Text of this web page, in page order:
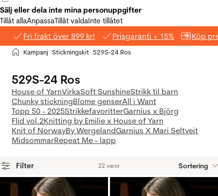
Sälj eller dela inte mina personuppgifter
Tillåt allaAnpassaTillåt valdaInte tillåtet
Fri frakt över 899 kr! Prisgaranti + 15% Köp
Hem
>Kampanj >Stickningskit >529S-24 Ros
529S-24 Ros
House of YarnVirkaSoft SunshineStrikk til barn
Chunky stickningBlome genserAll i Want
Topp 50 - 2025StrikkefavoritterGarnius x Björg
Flid vol.2Knitting by Emilie x House of Yarn
Knit of NorwayBy WergelandGarnius X Mari Seltveit
MidsommarRepeat Me - lapp
Filter 22 varor Sortering
Produkter